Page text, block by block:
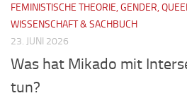
FEMINISTISCHE THEORIE, GENDER,
WISSENSCHAFT & SACHBUCH
23. JUNI 2026
Was hat Mikado mit
tun?